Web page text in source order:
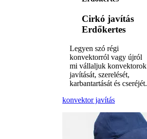
Cirkó javítás
Erdőkertes
Legyen szó régi
konvektorról vagy újról
mi vállaljuk konvektorok
javítását, szerelését,
karbantartását és cseréjét.
konvektor javítás